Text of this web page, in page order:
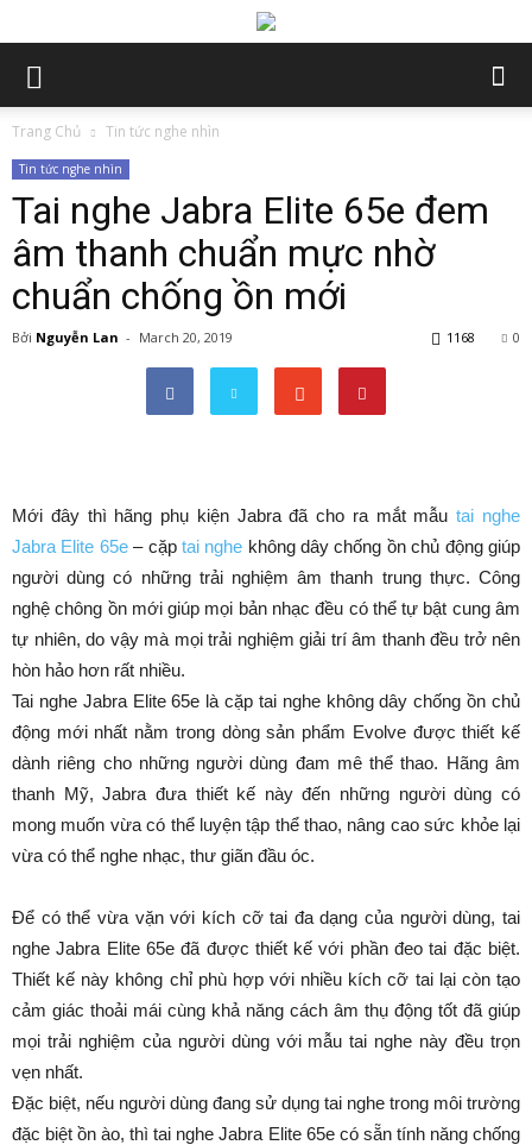
Trang Chủ Tin tức nghe nhìn
Tin tức nghe nhìn
Tai nghe Jabra Elite 65e đem
âm thanh chuẩn mực nhờ
chuẩn chống ồn mới
Bởi Nguyễn Lan - March 20, 2019 0
1168
Mới đây thì hãng phụ kiện Jabra đã cho ra mắt mẫutai nghe
Jabra Elite 65e– cặp tai nghe không dây chống ồn chủ động giúp
người dùng có những trải nghiệm âm thanh trung thực. Công
nghệ chông ồn mới giúp mọi bản nhạc đều có thể tự bật cung âm
tự nhiên, do vậy mà mọi trải nghiệm giải trí âm thanh đều trở nên
hòn hảo hơn rất nhiều.
Tai nghe Jabra Elite 65e là cặp tai nghe không dây chống ồn chủ
động mới nhất nằm trong dòng sản phẩm Evolve được thiết kế
dành riêng cho những người dùng đam mê thể thao. Hãng âm
thanh Mỹ, Jabra đưa thiết kế này đến những người dùng có
mong muốn vừa có thể luyện tập thể thao, nâng cao sức khỏe lại
vừa có thể nghe nhạc, thư giãn đầu óc.
Để có thể vừa vặn với kích cỡ tai đa dạng của người dùng, tai
nghe Jabra Elite 65e đã được thiết kế với phần đeo tai đặc biệt.
Thiết kế này không chỉ phù hợp với nhiều kích cỡ tai lại còn tạo
cảm giác thoải mái cùng khả năng cách âm thụ động tốt đã giúp
mọi trải nghiệm của người dùng với mẫu tai nghe này đều trọn
vẹn nhất.
Đặc biệt, nếu người dùng đang sử dụng tai nghe trong môi trường
đặc biệt ồn ào, thì tai nghe Jabra Elite 65e có sẵn tính năng chống